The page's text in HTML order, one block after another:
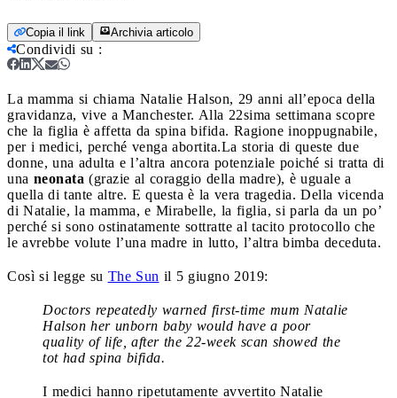
Copia il link Archivia articolo
Condividi su :
La mamma si chiama Natalie Halson, 29 anni all’epoca della
gravidanza, vive a Manchester. Alla 22sima settimana scopre
che la figlia è affetta da spina bifida. Ragione inoppugnabile,
per i medici, perché venga abortita.La storia di queste due
donne, una adulta e l’altra ancora potenziale poiché si tratta di
una neonata (grazie al coraggio della madre), è uguale a
quella di tante altre. E questa è la vera tragedia. Della vicenda
di Natalie, la mamma, e Mirabelle, la figlia, si parla da un po’
perché si sono ostinatamente sottratte al tacito protocollo che
le avrebbe volute l’una madre in lutto, l’altra bimba deceduta.
Così si legge su The Sun il 5 giugno 2019:
Doctors repeatedly warned first-time mum Natalie
Halson her unborn baby would have a poor
quality of life, after the 22-week scan showed the
tot had spina bifida.
I medici hanno ripetutamente avvertito Natalie